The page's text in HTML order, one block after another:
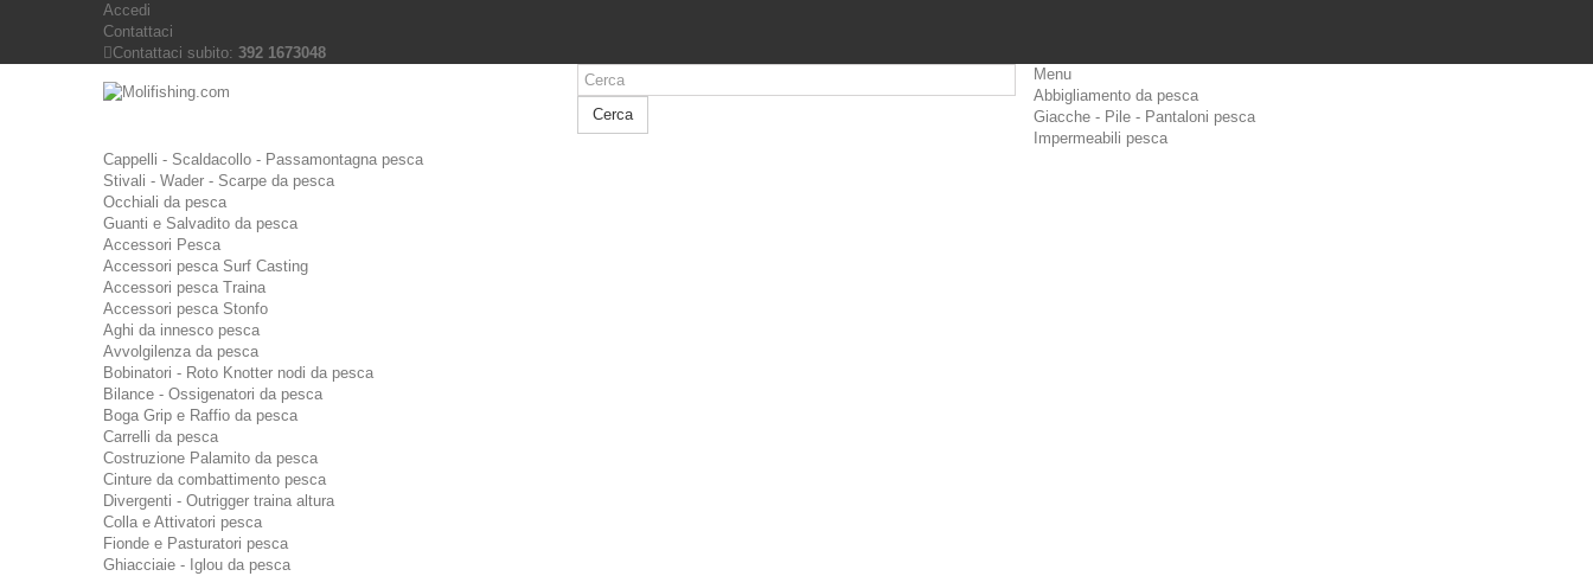
Accedi
Contattaci
Contattaci subito: 392 1673048
Cerca
Menu
Abbigliamento da pesca
Giacche - Pile - Pantaloni pesca
Impermeabili pesca
Cappelli - Scaldacollo - Passamontagna pesca
Stivali - Wader - Scarpe da pesca
Occhiali da pesca
Guanti e Salvadito da pesca
Accessori Pesca
Accessori pesca Surf Casting
Accessori pesca Traina
Accessori pesca Stonfo
Aghi da innesco pesca
Avvolgilenza da pesca
Bobinatori - Roto Knotter nodi da pesca
Bilance - Ossigenatori da pesca
Boga Grip e Raffio da pesca
Carrelli da pesca
Costruzione Palamito da pesca
Cinture da combattimento pesca
Divergenti - Outrigger traina altura
Colla e Attivatori pesca
Fionde e Pasturatori pesca
Ghiacciaie - Iglou da pesca